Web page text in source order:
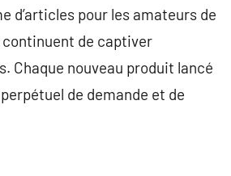
d’articles pour les amateurs de
de captiver
Chaque nouveau produit lancé
de demande et de